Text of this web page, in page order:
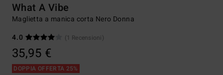
What A Vibe
Maglietta a manica corta Nero Donna
4.0
(1 Recensioni)
35,95 €
DOPPIA OFFERTA 25%